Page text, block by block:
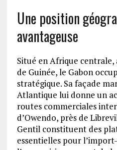
Une position
avantageuse
Situé en Afrique
de Guinée, le Gabon
stratégique. Sa façade
Atlantique lui donne un
routes commerciales
d’Owendo, près de
Gentil constituent des
essentielles pour